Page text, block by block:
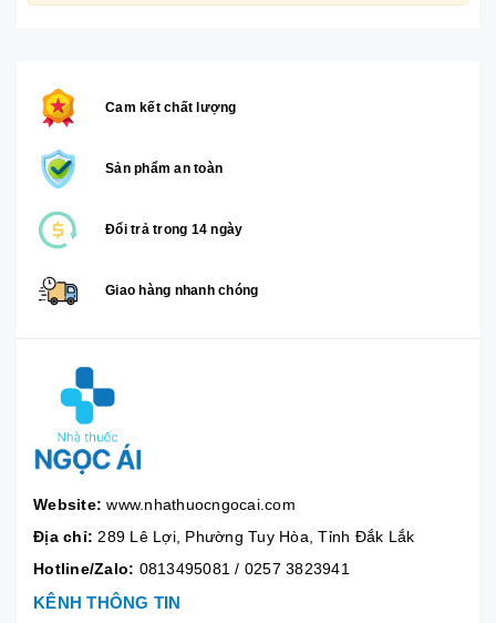
Cam kết chất lượng
Sản phẩm an toàn
Đổi trả trong 14 ngày
Giao hàng nhanh chóng
Website: www.nhathuocngocai.com
Địa chỉ: 289 Lê Lợi, Phường Tuy Hòa, Tỉnh Đắk Lắk
Hotline/Zalo: 0813495081/ 0257 3823941
KÊNH THÔNG TIN